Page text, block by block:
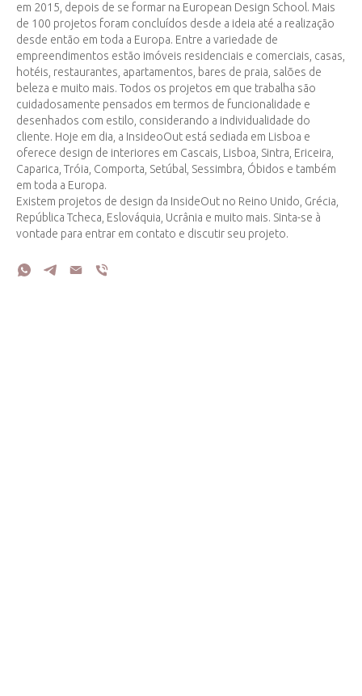
em 2015, depois de se formar na European Design School. Mais
de 100 projetos foram concluídos desde a ideia até a realização
desde então em toda a Europa. Entre a variedade de
empreendimentos estão imóveis residenciais e comerciais, casas,
hotéis, restaurantes, apartamentos, bares de praia, salões de
beleza e muito mais. Todos os projetos em que trabalha são
cuidadosamente pensados em termos de funcionalidade e
desenhados com estilo, considerando a individualidade do
cliente. Hoje em dia, a InsideoOut está sediada em Lisboa e
oferece design de interiores em Cascais, Lisboa, Sintra, Ericeira,
Caparica, Tróia, Comporta, Setúbal, Sessimbra, Óbidos e também
em toda a Europa.
Existem projetos de design da InsideOut no Reino Unido, Grécia,
República Tcheca, Eslováquia, Ucrânia e muito mais. Sinta-se à
vontade para entrar em contato e discutir seu projeto.